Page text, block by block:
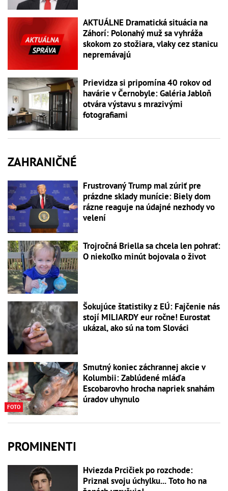
AKTUÁLNE Dramatická situácia na
Záhorí: Polonahý muž sa vyhráža
skokom zo stožiara, vlaky cez stanicu
nepremávajú
Prievidza si pripomína 40 rokov od
havárie v Černobyle: Galéria Jabloň
otvára výstavu s mrazivými
fotografiami
ZAHRANIČNÉ
Frustrovaný Trump mal zúriť pre
prázdne sklady munície: Biely dom
rázne reaguje na údajné nezhody vo
velení
Trojročná Briella sa chcela len pohrať:
O niekoľko minút bojovala o život
Šokujúce štatistiky z EÚ: Fajčenie nás
stojí MILIARDY eur ročne! Eurostat
ukázal, ako sú na tom Slováci
FOTO
Smutný koniec záchrannej akcie v
Kolumbii: Zablúdené mláďa
Escobarovho hrocha napriek snahám
úradov uhynulo
PROMINENTI
Hviezda Prcičiek po rozchode:
Priznal svoju úchylku... Toto ho na